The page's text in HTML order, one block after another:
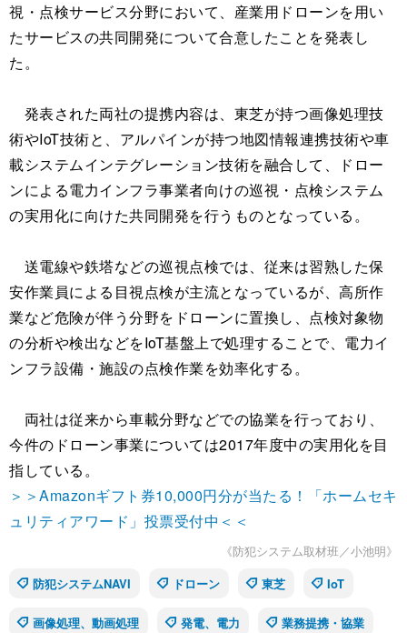
視・点検サービス分野において、産業用ドローンを用い
たサービスの共同開発について合意したことを発表し
た。
発表された両社の提携内容は、東芝が持つ画像処理技
術やIoT技術と、アルパインが持つ地図情報連携技術や車
載システムインテグレーション技術を融合して、ドロー
ンによる電力インフラ事業者向けの巡視・点検システム
の実用化に向けた共同開発を行うものとなっている。
送電線や鉄塔などの巡視点検では、従来は習熟した保
安作業員による目視点検が主流となっているが、高所作
業など危険が伴う分野をドローンに置換し、点検対象物
の分析や検出などをIoT基盤上で処理することで、電力イ
ンフラ設備・施設の点検作業を効率化する。
両社は従来から車載分野などでの協業を行っており、
今件のドローン事業については2017年度中の実用化を目
指している。
＞＞Amazonギフト券10,000円分が当たる！「ホームセキ
ュリティアワード」投票受付中＜＜
《防犯システム取材班／小池明》
防犯システムNAVI
ドローン 東芝 IoT
画像処理、動画処理 発電、電力 業務提携・協業